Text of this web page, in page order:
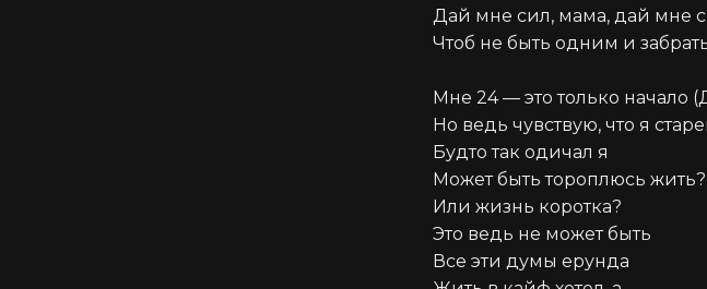
Дай мне сил, мама, дай мне
Чтоб не быть одним и
Мне 24 — это только начало
Но ведь чувствую, что я
Будто так одичал я
Может быть тороплюсь жить?
Или жизнь коротка?
Это ведь не может быть
Все эти думы ерунда